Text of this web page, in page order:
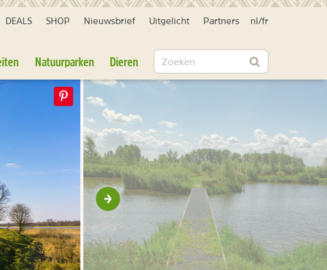
DEALS SHOP Nieuwsbrief Uitgelicht Partners nl /fr
Natuurparken Dieren Zoeken
Zoeken
Volgende